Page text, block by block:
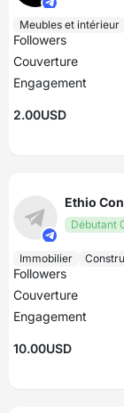
Meubles et intérieur
Followers
Couverture
Engagement
2.00USD
Ethio
Débutant
Immobilier
Followers
Couverture
Engagement
10.00USD